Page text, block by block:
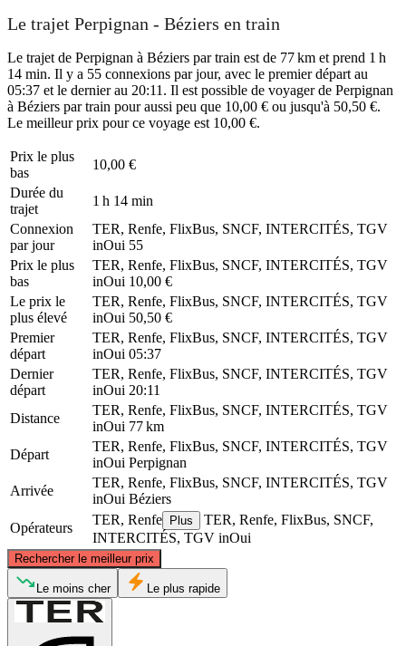
Le trajet Perpignan - Béziers en train
Le trajet de Perpignan à Béziers par train est de 77 km et prend 1 h
14 min. Il y a 55 connexions par jour, avec le premier départ au
05:37 et le dernier au 20:11. Il est possible de voyager de Perpignan
à Béziers par train pour aussi peu que 10,00 € ou jusqu'à 50,50 €.
Le meilleur prix pour ce voyage est 10,00 €.
Prix ​​le plus
bas
10,00 €
Durée du
trajet
1 h 14 min
Connexion
par jour
TER, Renfe, FlixBus, SNCF, INTERCITÉS, TGV
inOui 55
Prix ​​le plus
bas
TER, Renfe, FlixBus, SNCF, INTERCITÉS, TGV
inOui 10,00 €
Le prix le
plus élevé
TER, Renfe, FlixBus, SNCF, INTERCITÉS, TGV
inOui 50,50 €
Premier
départ
TER, Renfe, FlixBus, SNCF, INTERCITÉS, TGV
inOui 05:37
Dernier
départ
TER, Renfe, FlixBus, SNCF, INTERCITÉS, TGV
inOui 20:11
Distance
TER, Renfe, FlixBus, SNCF, INTERCITÉS, TGV
inOui 77 km
Départ
TER, Renfe, FlixBus, SNCF, INTERCITÉS, TGV
inOui Perpignan
Arrivée
TER, Renfe, FlixBus, SNCF, INTERCITÉS, TGV
inOui Béziers
Opérateurs
TER, Renfe Plus
TER, Renfe, FlixBus, SNCF,
INTERCITÉS, TGV inOui
Rechercher le meilleur prix
© CARTO, ©
Le moins cher Le plus rapide